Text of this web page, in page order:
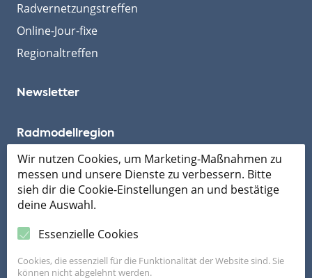
Radvernetzungstreffen
Online-Jour-fixe
Regionaltreffen
Newsletter
Radmodellregion
Mobil ans Ziel
Wir nutzen Cookies, um Marketing-Maßnahmen zu
messen und unsere Dienste zu verbessern. Bitte
sieh dir die Cookie-Einstellungen an und bestätige
deine Auswahl.
Essenzielle Cookies
Cookies, die essenziell für die Funktionalität der Website sind. Sie
können nicht abgelehnt werden.